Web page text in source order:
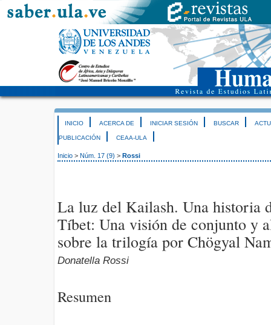
INICIO ACERCA DE INICIAR SESIÓN BUSCAR
PUBLICACIÓN CEAA-ULA
Inicio > Núm. 17 (9) > Rossi
La luz del Kailash. Una historia
Tíbet: Una visión de conjunto y
sobre la trilogía por Chögyal
Donatella Rossi
Resumen